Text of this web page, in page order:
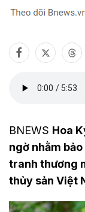
BNEWS Hoa
ngờ nhằm
tranh thương
thủy sản Việt